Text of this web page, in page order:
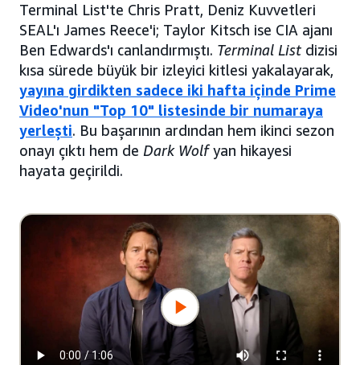
Terminal List'te Chris Pratt, Deniz Kuvvetleri
SEAL'ı James Reece'i; Taylor Kitsch ise CIA ajanı
Ben Edwards'ı canlandırmıştı. Terminal List dizisi
kısa sürede büyük bir izleyici kitlesi yakalayarak,
yayına girdikten sadece iki hafta içinde Prime
Video'nun "Top 10" listesinde bir numaraya
yerleşti. Bu başarının ardından hem ikinci sezon
onayı çıktı hem de Dark Wolfyan hikayesi
hayata geçirildi.